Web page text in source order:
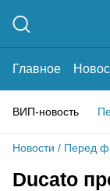
Главное
ВИП-новость
Новости / Перед
Ducato